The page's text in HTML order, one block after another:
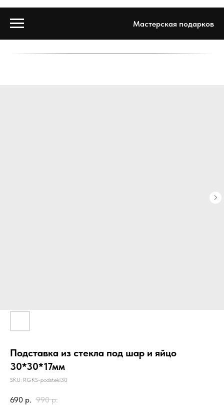
Мастерская подарков
Подставка из стекла под шар и яйцо
30*30*17мм
SKU: RGKS-podstekl30
690 р. 990 р.